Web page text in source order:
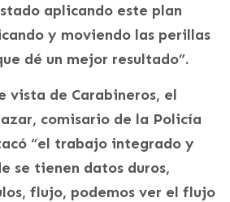
aplicando este plan
y moviendo las perillas
dé un mejor resultado”.
vista de Carabineros, el
comisario de la Policía
“el trabajo integrado y
se tienen datos duros,
flujo, podemos ver el flujo